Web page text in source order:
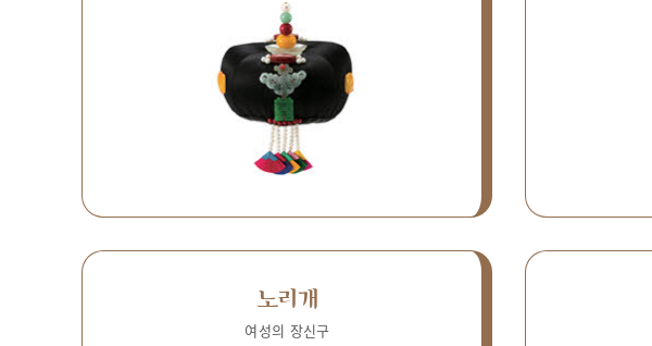
노리개
여성의 장신구